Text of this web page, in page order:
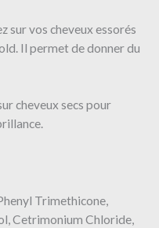
sur vos cheveux essorés
Il permet de donner du
cheveux secs pour
Trimethicone,
Cetrimonium Chloride,